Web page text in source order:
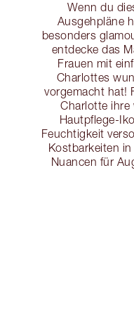
Wenn du
Ausgehpläne
besonders
entdecke das
Frauen mit
Charlottes
vorgemacht hat!
Charlotte ihre
Hautpflege-
Feuchtigkeit
Kostbarkeiten
Nuancen für